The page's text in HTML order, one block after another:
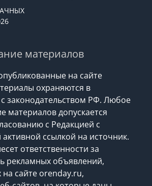
материалов
на сайте
охраняются в
с законодательством РФ. Любое
материалов допускается
с Редакцией с
ссылкой на источник.
ответственности за
рекламных объявлений,
сайте orenday.ru,